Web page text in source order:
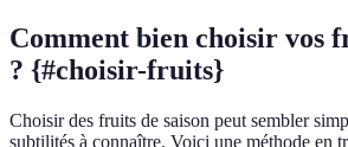
Comment bien choisir vos
? {#choisir-fruits}
Choisir des fruits de saison peut sembler
subtilités à connaître. Voici une méthode en